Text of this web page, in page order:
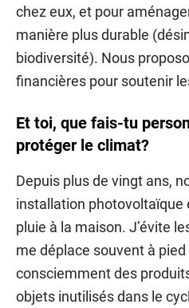
chez eux, et pour
manière plus durable
biodiversité). Nous
financières pour soutenir
Et toi, que fais-tu
protéger le climat?
Depuis plus de vingt ans,
installation photovoltaïque
pluie à la maison. J’évite
me déplace souvent à
consciemment des
objets inutilisés dans le